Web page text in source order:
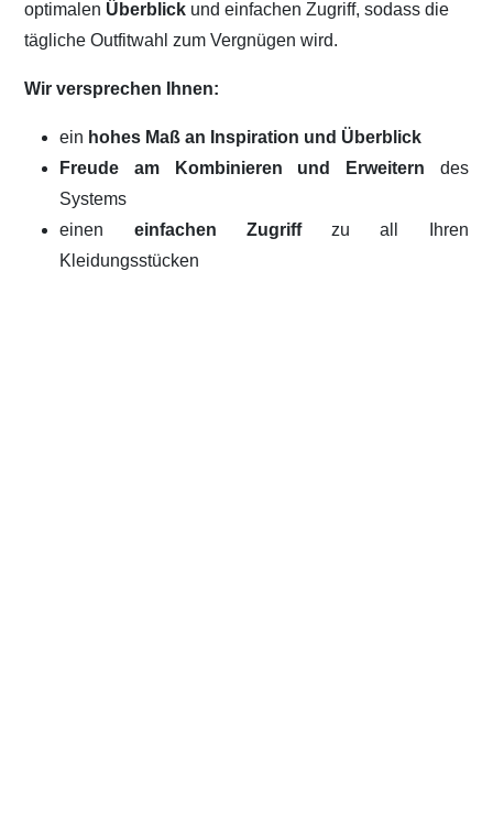
optimalen Überblick und einfachen Zugriff, sodass die
tägliche Outfitwahl zum Vergnügen wird.
Wir versprechen Ihnen:
ein hohes Maß an Inspiration und Überblick
Freude am Kombinieren und Erweitern des
Systems
einen einfachen Zugriffzu all Ihren
Kleidungsstücken